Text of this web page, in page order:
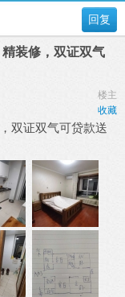
回复
装修，双证双气
楼主
收藏
双证双气可贷款送